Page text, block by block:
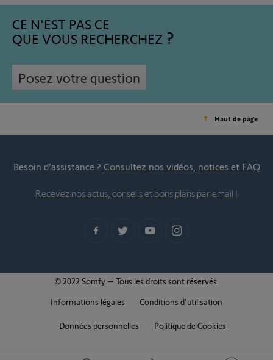
CE N'EST PAS CE
QUE VOUS RECHERCHEZ
Posez votre question
Haut de page
Besoin d’assistance ? Consultez nos vidéos, notices et FAQ
Recevez nos actus, conseils et bons plans par email !
© 2022 Somfy – Tous les droits sont réservés.
Informations légales
Conditions d'utilisation
Données personnelles Politique de Cookies